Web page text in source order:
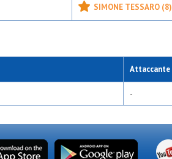
SIMONE TESSARO (8)
Attaccante
-